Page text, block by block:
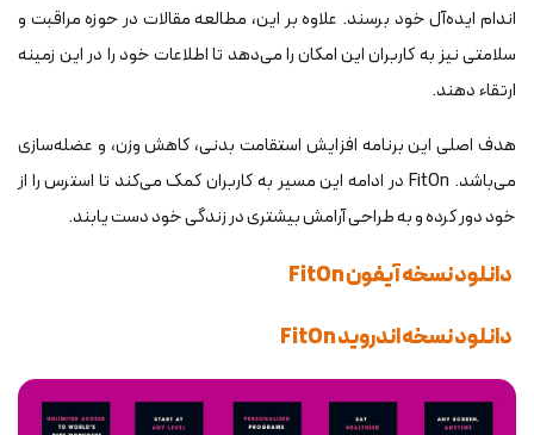
اندام ایده‌آل خود برسند. علاوه بر این، مطالعه مقالات در حوزه مراقبت و
سلامتی نیز به کاربران این امکان را می‌دهد تا اطلاعات خود را در این زمینه
ارتقاء دهند.
هدف اصلی این برنامه افزایش استقامت بدنی، کاهش وزن، و عضله‌سازی
می‌باشد. FitOn در ادامه این مسیر به کاربران کمک می‌کند تا استرس را از
خود دور کرده و به طراحی آرامش بیشتری در زندگی خود دست یابند.
دانلود نسخه آیفون FitOn
دانلود نسخه اندروید FitOn